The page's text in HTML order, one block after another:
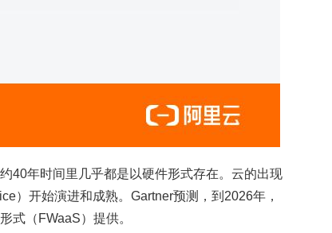
年时间里几乎都是以硬件形式存在。云的出现
）开始演进和成熟。Gartner预测，到2026年，
式（FWaaS）提供。